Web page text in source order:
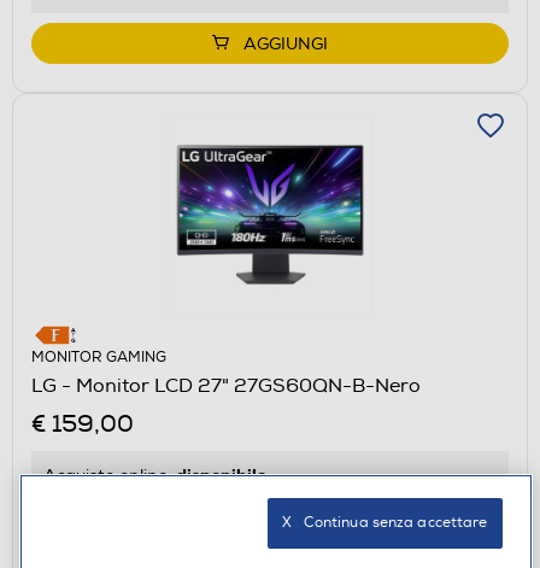
AGGIUNGI
MONITOR GAMING
LG - Monitor LCD 27" 27GS60QN-B-Nero
€ 159,00
Acquisto online:disponibile
Ritiro in negozio in 30' gratuito:verifica
X   Continua senza accettare